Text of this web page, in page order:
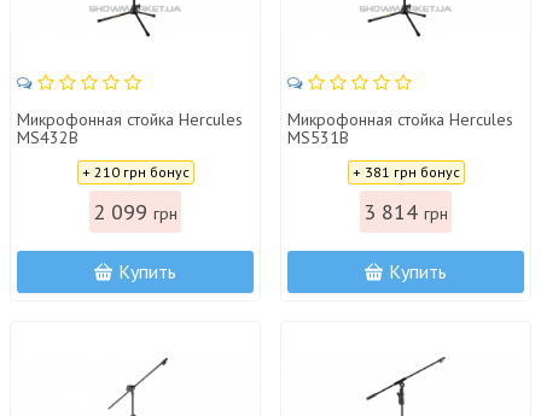
Микрофонная стойка Hercules
MS432B
+ 210 грн бонус
2 099 грн
Купить
Микрофонная стойка Hercules
MS531B
+ 381 грн бонус
3 814 грн
Купить